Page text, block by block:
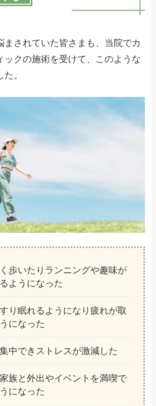
まされていた皆さまも、当院でカ
ックの施術を受けて、このような
。
歩いたりランニングや趣味が
ようになった
り眠れるようになり疲れが取
になった
中できストレスが激減した
族と外出やイベントを満喫で
になった